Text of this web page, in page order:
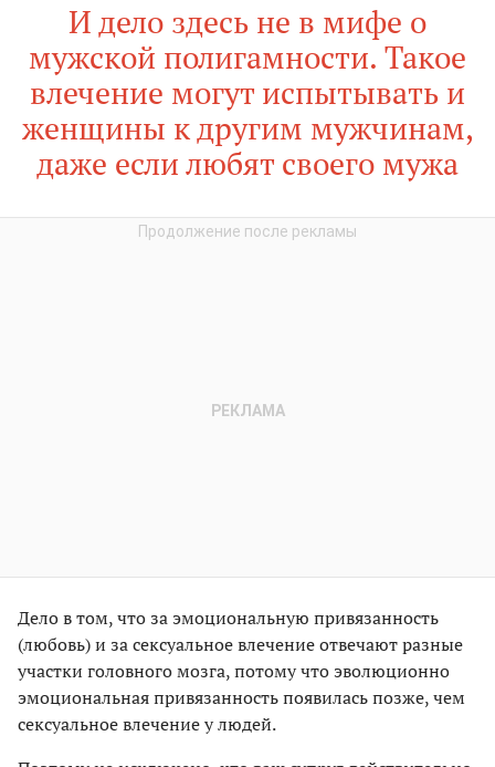
И дело здесь не в мифе о
мужской полигамности. Такое
влечение могут испытывать и
женщины к другим мужчинам,
даже если любят своего мужа
Дело в том, что за эмоциональную привязанность
(любовь) и за сексуальное влечение отвечают разные
участки головного мозга, потому что эволюционно
эмоциональная привязанность появилась позже, чем
сексуальное влечение у людей.